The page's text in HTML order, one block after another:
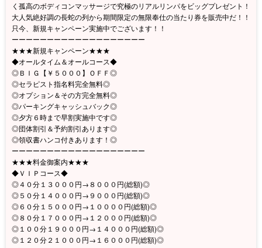
く孤高のボディコンマッサージで究極のリアルリンパをビッグプレゼント！
大人気絶好調の長蛇の列から期間限定の無限奉仕の当たり券を販売中だ！！
只今、新規キャンペーン実施中でございます！！
ーーーーーーーーーーーーーーーーーーー
★★★新規キャンペーン★★★
◆オールタイム＆オールコース◆
◎ＢＩＧ【￥５０００】ＯＦＦ◎
◎セラピスト指名料完全無料◎
◎オプション＆その方完全無料◎
◎パーキングキャッシュバック◎
◎夕方６時まで早割実施中です◎
◎団体割引＆予約割引あります◎
◎領収書ハンコ付きあります！◎
ーーーーーーーーーーーーーーーーーーー
★★★料金御案内★★★
◆ＶＩＰコース◆
◎４０分１３０００円→８０００円(総額)◎
◎５０分１４０００円→９０００円(総額)◎
◎６０分１５０００円→１００００円(総額)◎
◎８０分１７０００円→１２０００円(総額)◎
◎１００分１９０００円→１４０００円(総額)◎
◎１２０分２１０００円→１６０００円(総額)◎